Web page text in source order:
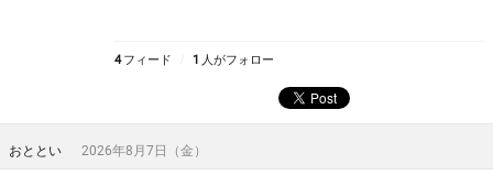
4 フィード 1 人がフォロー
おととい 2026年8月7日（金）